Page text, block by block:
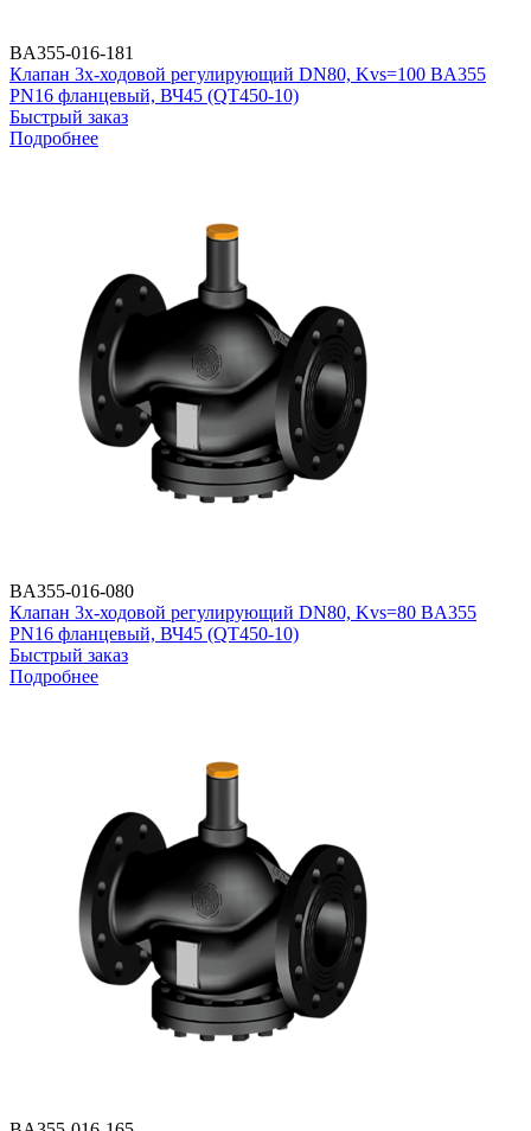
BA355-016-181
Клапан 3х-ходовой регулирующий DN80, Kvs=100 BA355
PN16 фланцевый, ВЧ45 (QT450-10)
Быстрый заказ
Подробнее
BA355-016-080
Клапан 3х-ходовой регулирующий DN80, Kvs=80 BA355
PN16 фланцевый, ВЧ45 (QT450-10)
Быстрый заказ
Подробнее